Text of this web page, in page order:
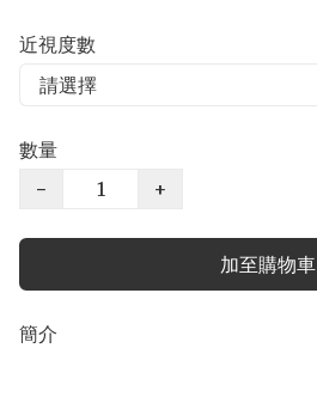
近視度數
數量
−
+
加至購物車
簡介